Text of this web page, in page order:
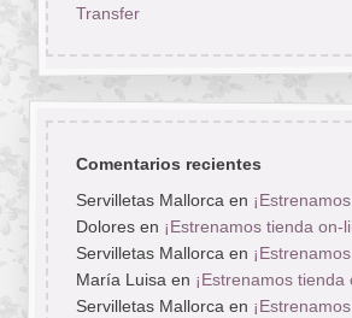
Transfer
Comentarios recientes
Servilletas Mallorcaen
Doloresen ¡Estrenamos tienda on-
Servilletas Mallorcaen
María Luisaen ¡Estrenamos tienda
Servilletas Mallorcaen